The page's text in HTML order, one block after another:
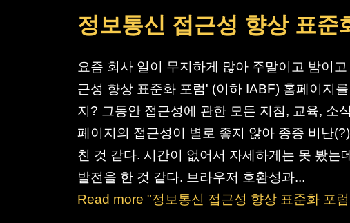
정보통신 접근성 향상 표준
요즘 회사 일이 무지하게 많아 주말이고 밤이
근성 향상 표준화 포럼' (이하 IABF) 홈페이지
지? 그동안 접근성에 관한 모든 지침, 교육, 소
페이지의 접근성이 별로 좋지 않아 종종 비난
친 것 같다. 시간이 없어서 자세하게는 못 봤는
발전을 한 것 같다. 브라우저 호환성과...
Read more "정보통신 접근성 향상 표준화 포